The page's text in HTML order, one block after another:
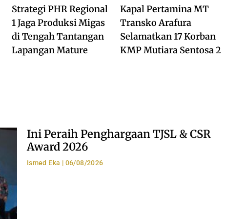
Strategi PHR Regional
1 Jaga Produksi Migas
di Tengah Tantangan
Lapangan Mature
Kapal Pertamina MT
Transko Arafura
Selamatkan 17 Korban
KMP Mutiara Sentosa 2
Ini Peraih Penghargaan TJSL & CSR
Award 2026
Ismed Eka 06/08/2026